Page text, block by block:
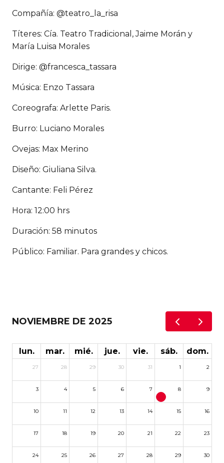
Compañía: @teatro_la_risa
Títeres: Cía. Teatro Tradicional, Jaime Morán y
María Luisa Morales
Dirige: @francesca_tassara
Música: Enzo Tassara
Coreografa: Arlette Paris.
Burro: Luciano Morales
Ovejas: Max Merino
Diseño: Giuliana Silva.
Cantante: Feli Pérez
Hora: 12:00 hrs
Duración: 58 minutos
Público: Familiar. Para grandes y chicos.
NOVIEMBRE DE 2025
lun. mar. mié. jue. vie. sáb. dom.
27 28 29 30 31 1 2
3 4 5 6 7 8 9
10 11 12 13 14 15 16
17 18 19 20 21 22 23
24 25 26 27 28 29 30